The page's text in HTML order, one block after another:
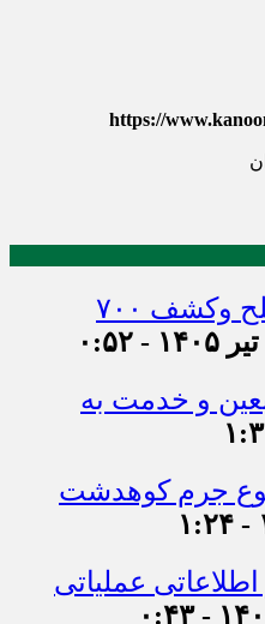
https://
هلاکت چهار شرور مسلح وکشف ۷۰۰
و خدمت‌ به
جرم کوهدشت
عملیاتی